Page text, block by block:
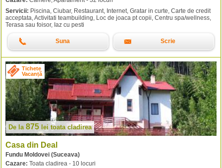
Servicii: Piscina, Ciubar, Restaurant, Internet, Gratar in curte, Carte de credit
acceptata, Activitati teambuilding, Loc de joaca pt copii, Centru spa/wellness,
Terasa sau foisor, Iaz cu pesti
Suna Scrie
Tichete
Vacanță
De la 875 lei toata cladirea
Casa din Deal
Fundu Moldovei (Suceava)
Cazare: Toata cladirea - 10 locuri